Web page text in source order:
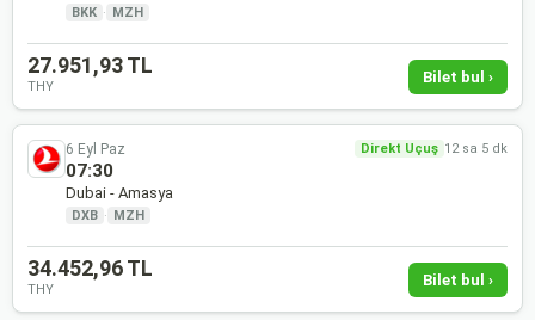
BKK · MZH
27.951,93 TL
THY
Bilet bul ›
6 Eyl Paz Direkt Uçuş 12 sa 5 dk
07:30
Dubai - Amasya
DXB · MZH
34.452,96 TL
THY
Bilet bul ›